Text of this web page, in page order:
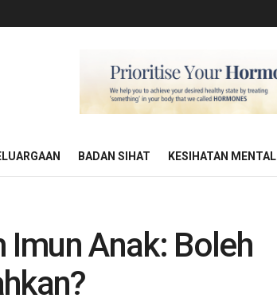
BADAN SIHAT KESIHATAN MENTAL
Anak: Boleh